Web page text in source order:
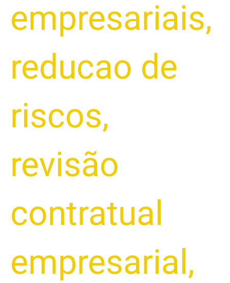
empresariais,
reducao de
riscos,
revisão
contratual
empresarial ,